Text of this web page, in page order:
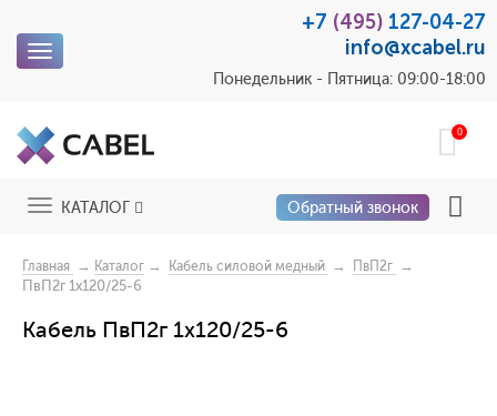
Toggle
+7 (495) 127-04-27
info@xcabel.ru
Понедельник - Пятница: 09:00-18:00
0
ToggleКАТАЛОГ Обратный звонок
Главная → Каталог → Кабель силовой медный → ПвП2г →
ПвП2г 1x120/25-6
Кабель ПвП2г 1x120/25-6